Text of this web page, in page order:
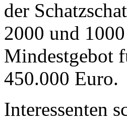
der
2000 und
Mindestgebot
450.000 Euro.
Interessenten